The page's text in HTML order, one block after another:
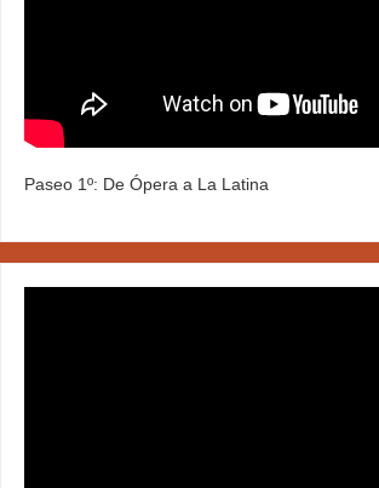
Paseo 1º: De Ópera a La Latina